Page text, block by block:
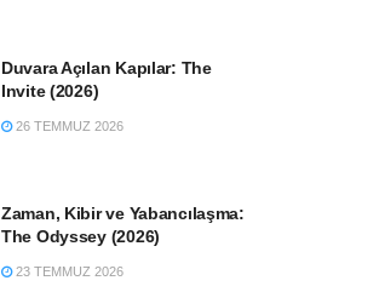
Duvara Açılan Kapılar: The
Invite (2026)
26 TEMMUZ 2026
Zaman, Kibir ve Yabancılaşma:
The Odyssey (2026)
23 TEMMUZ 2026